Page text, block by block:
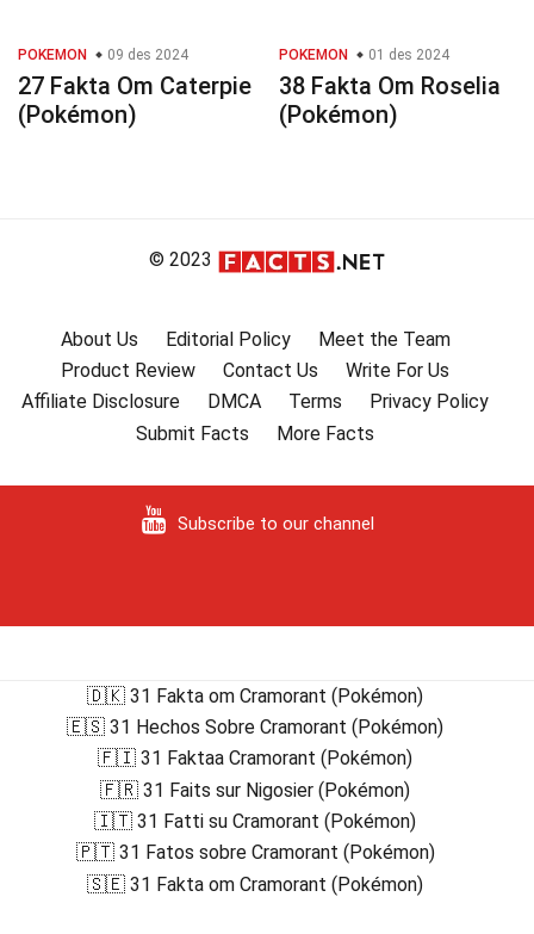
POKEMON 09 des 2024
27 Fakta Om Caterpie
(Pokémon)
POKEMON 01 des 2024
38 Fakta Om Roselia
(Pokémon)
© 2023
About Us Editorial Policy
Meet the Team
Product Review
Contact Us
Write For Us
Affiliate Disclosure
DMCA Terms
Privacy Policy
Submit Facts
More Facts
Subscribe to our channel
🇩🇰 31 Fakta om Cramorant (Pokémon)
🇪🇸 31 Hechos Sobre Cramorant (Pokémon)
🇫🇮 31 Faktaa Cramorant (Pokémon)
🇫🇷 31 Faits sur Nigosier (Pokémon)
🇮🇹 31 Fatti su Cramorant (Pokémon)
🇵🇹 31 Fatos sobre Cramorant (Pokémon)
🇸🇪 31 Fakta om Cramorant (Pokémon)